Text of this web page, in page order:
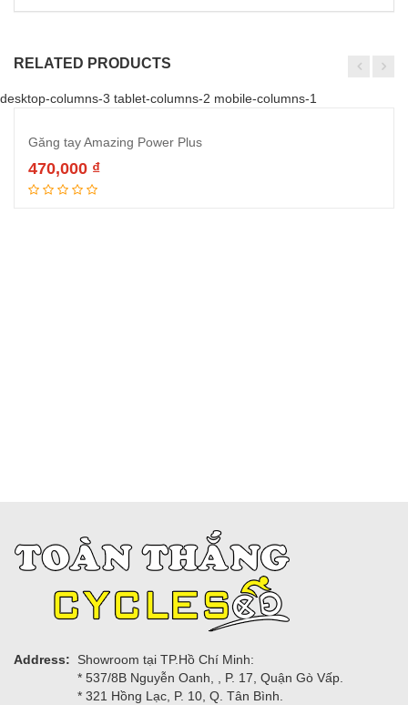
RELATED PRODUCTS
desktop-columns-3 tablet-columns-2 mobile-columns-1
Găng tay Amazing Power Plus
470,000 ₫
Address:
Showroom tại TP.Hồ Chí Minh:
* 537/8B Nguyễn Oanh, , P. 17, Quận Gò Vấp.
* 321 Hồng Lạc, P. 10, Q. Tân Bình.